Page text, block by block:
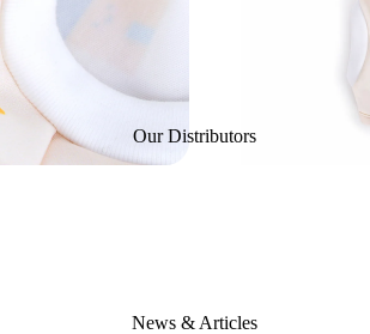
Our Distributors
News & Articles